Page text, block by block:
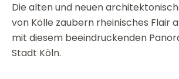
Die alten und neuen
von Kölle zaubern rheinisches Flair
mit diesem beeindruckenden
Stadt Köln.